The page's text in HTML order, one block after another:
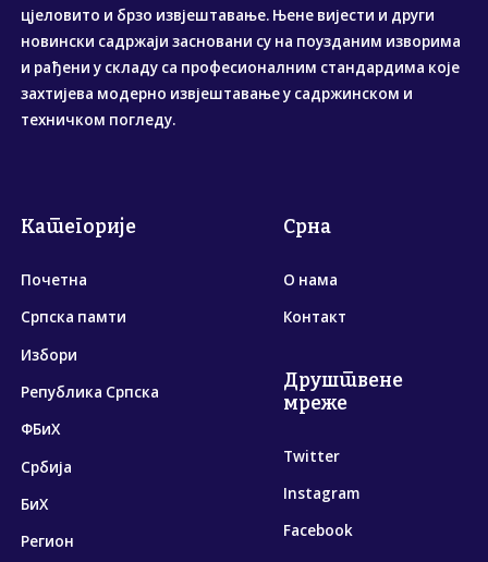
цјеловито и брзо извјештавање. Њене вијести и други
новински садржаји засновани су на поузданим изворима
и рађени у складу са професионалним стандардима које
захтијева модерно извјештавање у садржинском и
техничком погледу.
Категорије
Почетна
Српска памти
Избори
Република Српска
ФБиХ
Србија
БиХ
Регион
Срна
О нама
Контакт
Друштвене
мреже
Twitter
Instagram
Facebook